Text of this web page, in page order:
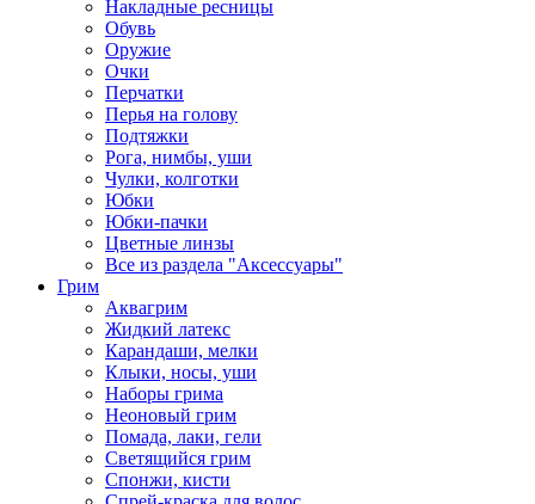
Накладные ресницы
Обувь
Оружие
Очки
Перчатки
Перья на голову
Подтяжки
Рога, нимбы, уши
Чулки, колготки
Юбки
Юбки-пачки
Цветные линзы
Все из раздела "Аксессуары"
Грим
Аквагрим
Жидкий латекс
Карандаши, мелки
Клыки, носы, уши
Наборы грима
Неоновый грим
Помада, лаки, гели
Светящийся грим
Спонжи, кисти